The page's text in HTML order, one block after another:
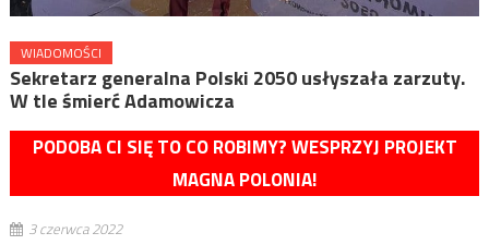
WIADOMOŚCI
Sekretarz generalna Polski 2050 usłyszała zarzuty.
W tle śmierć Adamowicza
PODOBA CI SIĘ TO CO ROBIMY? WESPRZYJ PROJEKT
MAGNA POLONIA!
3 czerwca 2022